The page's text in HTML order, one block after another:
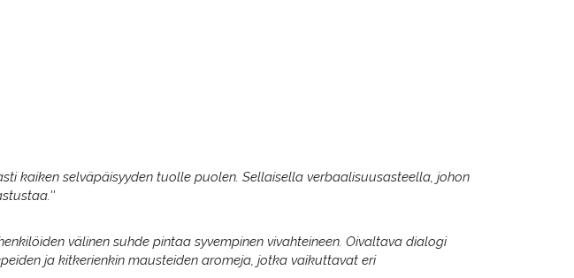
kaiken selväpäisyyden tuolle puolen. Sellaisella verbaalisuusasteella, johon
välinen suhde pintaa syvempinen vivahteineen. Oivaltava dialogi
ja kitkerienkin mausteiden aromeja, jotka vaikuttavat eri